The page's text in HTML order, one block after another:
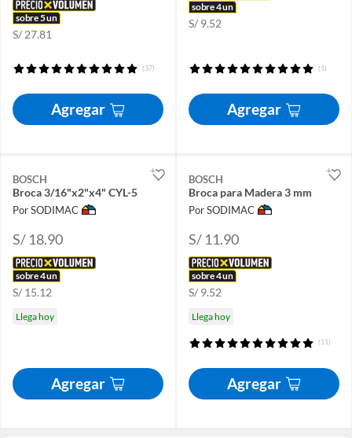
sobre 5 un
S/ 27.81
(37)
Agregar
sobre 4 un
S/ 9.52
(1)
Agregar
BOSCH
Broca 3/16"x2"x4" CYL-5
Por SODIMAC
S/ 18.90
sobre 4 un
S/ 15.12
Llega hoy
Agregar
BOSCH
Broca para Madera 3 mm
Por SODIMAC
S/ 11.90
sobre 4 un
S/ 9.52
Llega hoy
(11)
Agregar